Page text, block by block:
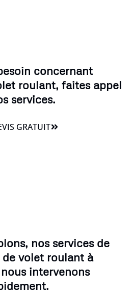
concernant
roulant, faites appel
services.
GRATUIT
nos services de
volet roulant à
intervenons